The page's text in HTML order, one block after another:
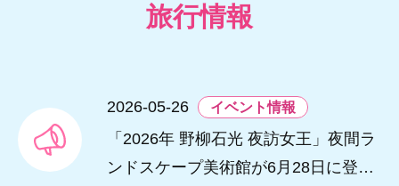
旅行情報
2026-05-26 イベント情報
「2026年 野柳石光 夜訪女王」夜間ラ
ンドスケープ美術館が6月28日に登